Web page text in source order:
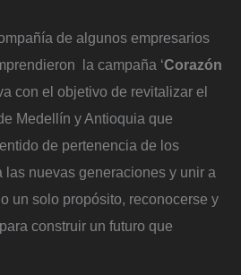
de algunos empresarios
la campaña ‘Corazón
con el objetivo de revitalizar el
Medellín y Antioquia que
de pertenencia de los
las nuevas generaciones y unir a
un solo propósito, reconocerse y
construir un futuro que